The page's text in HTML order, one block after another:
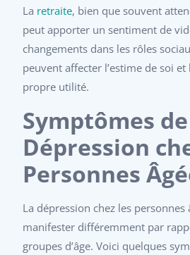
La retraite, bien que souvent
peut apporter un sentiment de
changements dans les rôles
peuvent affecter l’estime de soi
propre utilité.
Symptômes
Dépression
Personnes
La dépression chez les personnes
manifester différemment par
groupes d’âge. Voici quelques